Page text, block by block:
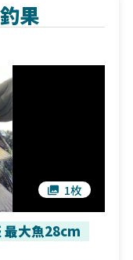
果
1枚
最大魚28cm